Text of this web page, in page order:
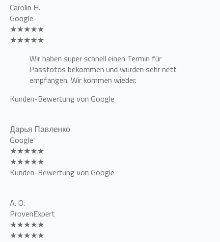
Carolin H.
Google
★★★★★
★★★★★
Wir haben super schnell einen Termin für
Passfotos bekommen und wurden sehr nett
empfangen. Wir kommen wieder.
Kunden-Bewertung von Google
Дарья Павленко
Google
★★★★★
★★★★★
Kunden-Bewertung von Google
A. O.
ProvenExpert
★★★★★
★★★★★